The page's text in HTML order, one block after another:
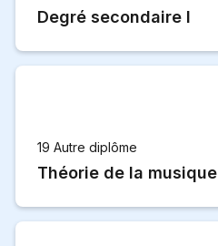
Degré secondaire I
19 Autre diplôme
Théorie de la musique